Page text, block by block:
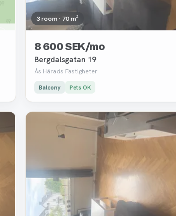
3 room · 70 m²
8 600 SEK/mo
Bergdalsgatan 19
Ås Härads Fastigheter
Balcony Pets OK